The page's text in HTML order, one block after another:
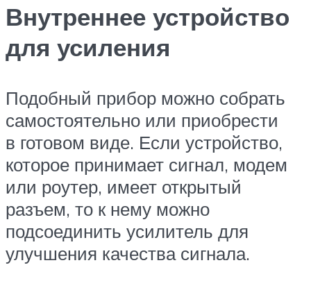
Внутреннее устройство
для усиления
Подобный прибор можно собрать
самостоятельно или приобрести
в готовом виде. Если устройство,
которое принимает сигнал, модем
или роутер, имеет открытый
разъем, то к нему можно
подсоединить усилитель для
улучшения качества сигнала.